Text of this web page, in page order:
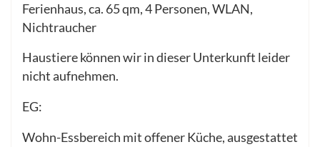
Ferienhaus, ca. 65 qm, 4 Personen, WLAN,
Nichtraucher
Haustiere können wir in dieser Unterkunft leider
nicht aufnehmen.
EG:
Wohn-Essbereich mit offener Küche, ausgestattet